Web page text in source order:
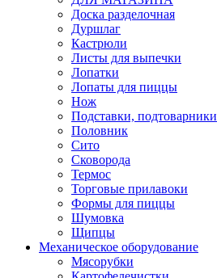
Доска разделочная
Дуршлаг
Кастрюли
Листы для выпечки
Лопатки
Лопаты для пиццы
Нож
Подставки, подтоварники
Половник
Сито
Сковорода
Термос
Торговые прилавоки
Формы для пиццы
Шумовка
Щипцы
Механическое оборудование
Мясорубки